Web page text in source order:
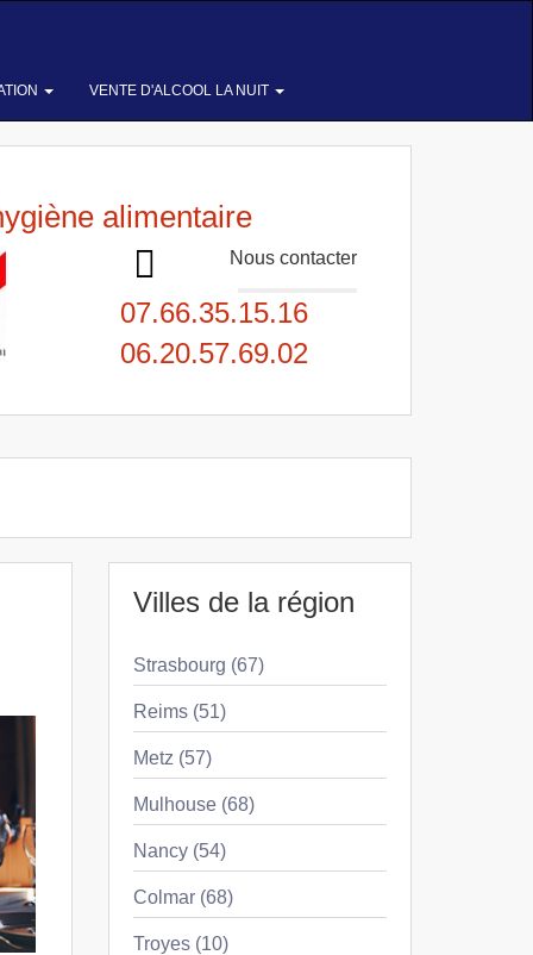
VENTE D'ALCOOL LA NUIT
alimentaire
Nous contacter
07.66.35.15.16
06.20.57.69.02
Villes de la région
Strasbourg (67)
Reims (51)
Metz (57)
Mulhouse (68)
Nancy (54)
Colmar (68)
Troyes (10)